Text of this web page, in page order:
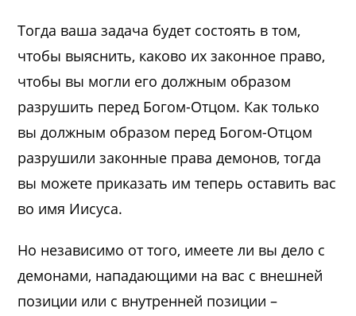
Тогда ваша задача будет состоять в том,
чтобы выяснить, каково их законное право,
чтобы вы могли его должным образом
разрушить перед Богом-Отцом. Как только
вы должным образом перед Богом-Отцом
разрушили законные права демонов, тогда
вы можете приказать им теперь оставить вас
во имя Иисуса.
Но независимо от того, имеете ли вы дело с
демонами, нападающими на вас с внешней
позиции или с внутренней позиции –